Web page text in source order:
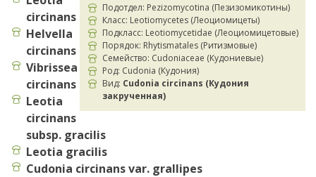
Подотдел: Pezizomycotina (Пезизомикотины)
Класс: Leotiomycetes (Леоциомицеты)
Подкласс: Leotiomycetidae (Леоциомицетовые)
Порядок: Rhytismatales (Ритизмовые)
Семейство: Cudoniaceae (Кудониевые)
Род: Cudonia (Кудония)
Вид: Cudonia circinans (Кудония
закрученная)
circinans
Helvella
circinans
Vibrissea
circinans
Leotia
circinans
subsp. gracilis
Leotia gracilis
Cudonia circinans var. grallipes